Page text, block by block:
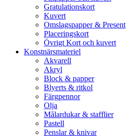
Gratulationskort
Kuvert
Omslagspapper & Present
Placeringskort
Övrigt Kort och kuvert
Konstnärsmateriel
Akvarell
Akryl
Block & papper
Blyerts & ritkol
Färgpennor
Olja
Målardukar & stafflier
Pastell
Penslar & knivar